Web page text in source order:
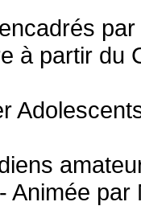
à partir du
Animée